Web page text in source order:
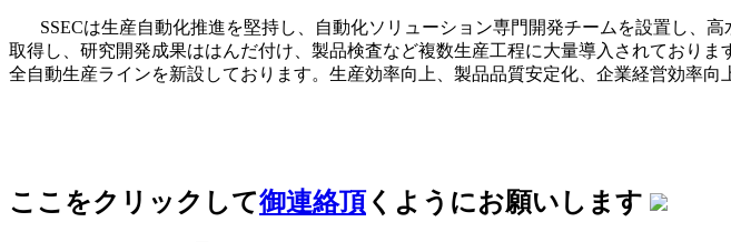
SSECは生産自動化推進を堅持し、自動化ソリューション専門開発チームを設置し、
取得し、研究開発成果ははんだ付け、製品検査など複数生産工程に大量導入されており
全自動生産ラインを新設しております。​生産効率向上、製品品質安定化、企業経営効率向
ここをクリックして御連絡頂くようにお願いします